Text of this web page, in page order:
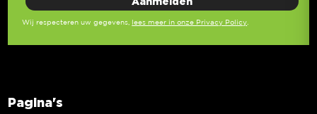
Wij respecteren uw gegevens, lees meer in onze Privacy Policy.
Pagina's